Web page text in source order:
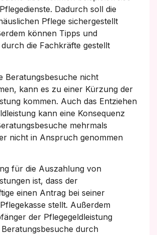
Dadurch soll die
Pflege sichergestellt
können Tipps und
die Fachkräfte gestellt
Beratungsbesuche nicht
kann es zu einer Kürzung der
kommen. Auch das Entziehen
kann eine Konsequenz
mehrmals
nicht in Anspruch genommen
für die Auszahlung von
ist, dass der
einen Antrag bei seiner
stellt. Außerdem
der Pflegegeldleistung
durch